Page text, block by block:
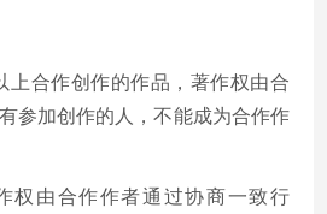
上合作创作的作品，著作权由合
参加创作的人，不能成为合作作
权由合作作者通过协商一致行